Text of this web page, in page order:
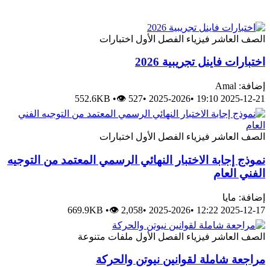
الصف العاشر فيزياء الفصل الأول اختبارات
اختبارات فاينل تجريبية 2026
إضافة: Amal
2025-12-21 19:10
•
2025-2026
•
552.6KB •👁 527
الصف العاشر فيزياء الفصل الأول اختبارات
نموذج إجابة الاختبار النهائي الرسمي المعتمد من التوجيه
الفني العام
إضافة: مايا
2025-12-17 12:22
•
2025-2026
•
669.9KB •👁 2,058
الصف العاشر فيزياء الفصل الأول ملفات متنوعة
مراجعة شاملة لقوانين نيوتن والحركة